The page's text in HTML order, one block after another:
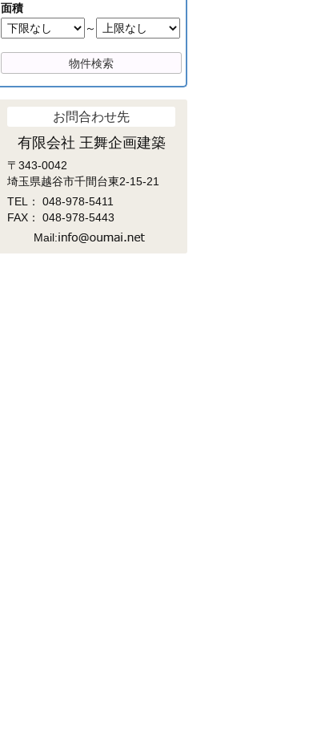
面積
～
お問合わせ先
有限会社 王舞企画建築
〒343-0042
埼玉県越谷市千間台東2-15-21
TEL： 048-978-5411
FAX： 048-978-5443
Mail: